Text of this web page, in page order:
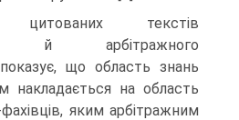
цитованих текстів
й арбітражного
що область знань
накладається на область
яким арбітражним